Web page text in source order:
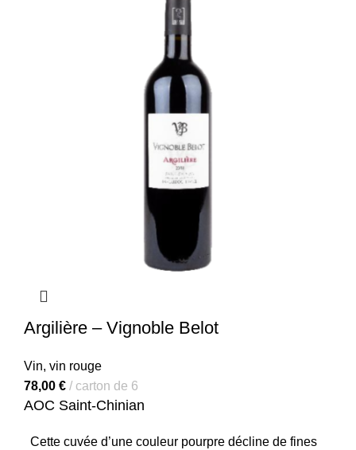
Argilière – Vignoble Belot
Vin, vin rouge
78,00 € carton de 6
AOC Saint-Chinian
Cette cuvée d’une couleur pourpre décline de fines